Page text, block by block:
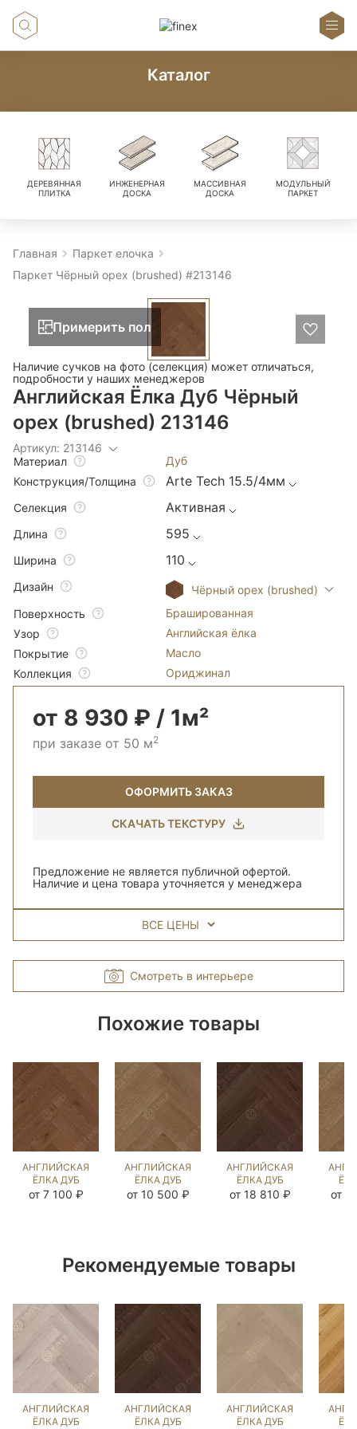
Каталог
ДЕРЕВЯННАЯ
ПЛИТКА
ИНЖЕНЕРНАЯ
ДОСКА
МАССИВНАЯ
ДОСКА
МОДУЛЬНЫЙ
ПАРКЕТ
Главная
Паркет елочка
Паркет Чёрный орех (brushed) #213146
Примерить пол
Наличие сучков на фото (селекция) может отличаться,
подробности у наших менеджеров
Английская Ёлка Дуб Чёрный
орех (brushed) 213146
Артикул: 213146
Материал
Дуб
Конструкция/Толщина
Arte Tech 15.5/4мм
Селекция Активная
Длина 595
Ширина 110
Дизайн
Чёрный орех (brushed)
Поверхность
Брашированная
Узор
Английская ёлка
Покрытие
Масло
Коллекция
Ориджинал
от 8 930 ₽ / 1м²
при заказе от 50 м2
ОФОРМИТЬ ЗАКАЗ
СКАЧАТЬ ТЕКСТУРУ
Предложение не является публичной офертой.
Наличие и цена товара уточняется у менеджера
ВСЕ ЦЕНЫ
Смотреть в интерьере
Похожие товары
АНГЛИЙСКАЯ
ЁЛКА ДУБ
ЧЁРНЫЙ
от 7 100 ₽
АНГЛИЙСКАЯ
ЁЛКА ДУБ
ЭСТЕЙТ NEW
от 10 500 ₽
АНГЛИЙСКАЯ
ЁЛКА ДУБ
СИЛ БРАУН
от 18 810 ₽ от
Рекомендуемые товары
АНГЛИЙСКАЯ
ЁЛКА ДУБ
АНГЛИЙСКАЯ
ЁЛКА ДУБ
АНГЛИЙСКАЯ
ЁЛКА ДУБ